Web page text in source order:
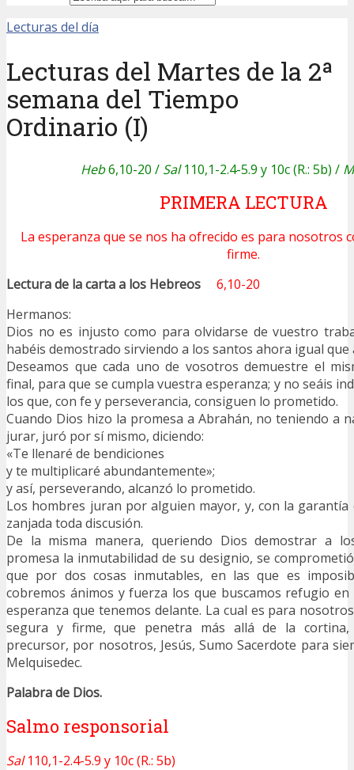
Lecturas del día
Lecturas del Martes de la 2ª
semana del Tiempo
Ordinario (I)
Heb6,10-20 / Sal110,1-2.4-5.9 y 10c (R.: 5b) /
PRIMERA LECTURA
La esperanza que se nos ha ofrecido es para nosotros
firme.
Lectura de la carta a los Hebreos
6,10-20
Hermanos:
Dios no es injusto como para olvidarse de vuestro
habéis demostrado sirviendo a los santos ahora igual que
Deseamos que cada uno de vosotros demuestre el
final, para que se cumpla vuestra esperanza; y no seáis
los que, con fe y perseverancia, consiguen lo prometido.
Cuando Dios hizo la promesa a Abrahán, no teniendo a
jurar, juró por sí mismo, diciendo:
«Te llenaré de bendiciones
y te multiplicaré abundantemente»;
y así, perseverando, alcanzó lo prometido.
Los hombres juran por alguien mayor, y, con la garantía
zanjada toda discusión.
De la misma manera, queriendo Dios demostrar a
promesa la inmutabilidad de su designio, se
que por dos cosas inmutables, en las que es
cobremos ánimos y fuerza los que buscamos refugio
esperanza que tenemos delante. La cual es para
segura y firme, que penetra más allá de la
precursor, por nosotros, Jesús, Sumo Sacerdote para
Melquisedec.
Palabra de Dios.
Salmo responsorial
Sal110,1-2.4-5.9 y 10c (R.: 5b)